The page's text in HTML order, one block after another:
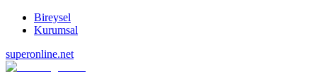
Bireysel
Kurumsal
superonline.net